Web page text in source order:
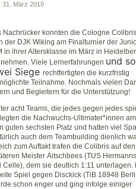
31. März 2019
Nachrücker konnten die Cologne
der DJK Wiking am Finalturnier der
in ihrer Altersklasse im März in
Viele Lernerfahrungen und
Siege rechtfertigten die kurzfristig
Teilnahme. Nochmals vielen
und Begleitern für die Unterstützung!
acht Teams, die jedes gegen jedes
die Nachwuchs-Ultimater*innen
guten sechsten Platz und hatten viel
auch dem Teambuilding dienlich
zum Auftakt trafen die Colibris auf den
Meister Äitschbees (TUS
Celle), dem sie deutlich 1:11 unterlagen.
Spiel gegen Disckick (TiB 18948
schon enger und ging infolge einiger